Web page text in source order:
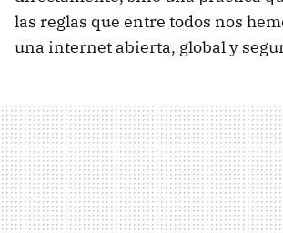
las reglas que entre todos nos
una internet abierta, global y